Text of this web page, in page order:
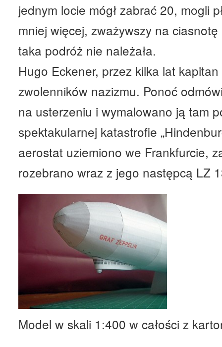
jednym locie mógł zabrać 20, mogli
mniej więcej, zważywszy na
taka podróż nie należała.
Hugo Eckener, przez kilka lat
zwolenników nazizmu. Ponoć
na usterzeniu i wymalowano ją tam
spektakularnej katastrofie
aerostat uziemiono we Frankfurcie,
rozebrano wraz z jego następcą LZ
Model w skali 1:400 w całości z